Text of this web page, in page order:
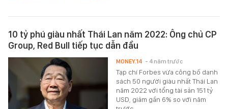
10 tỷ phú giàu nhất Thái Lan năm 2022: Ông chủ CP
Group, Red Bull tiếp tục dẫn đầu
Tạp chí Forbes vừa công bố danh
sách 50 người giàu nhất Thái Lan
năm 2022 với tổng tài sản 151 tỷ
USD, giảm gần 6% so với năm
MONEY.14 - 4 năm trước